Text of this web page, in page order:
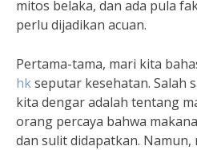
mitos belaka, dan ada pula
perlu dijadikan acuan.
Pertama-tama, mari kita
hkseputar kesehatan. Salah
kita dengar adalah tentang
orang percaya bahwa
dan sulit didapatkan.